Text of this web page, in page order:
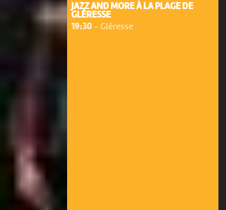
JAZZ AND MORE À LA PLAGE DE
GLÉRESSE
19:30- Gléresse